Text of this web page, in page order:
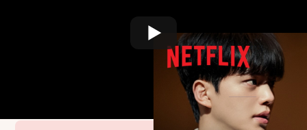
フォーハンズ 〜2人のソ
포핸즈